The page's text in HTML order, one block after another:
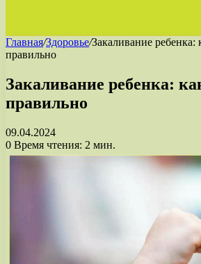
Главная/Здоровье/Закаливание ребенка:
правильно
Закаливание ребенка:
правильно
09.04.2024
0 Время чтения: 2 мин.